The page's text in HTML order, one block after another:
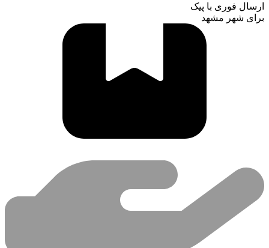
ارسال فوری با پیک
برای شهر مشهد